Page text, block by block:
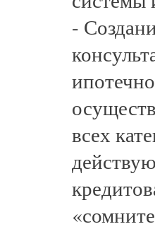
-
всех